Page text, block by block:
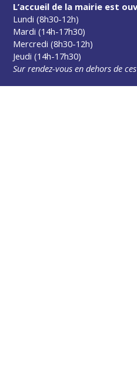
L’accueil de la mairie est
Lundi (8h30-12h)
Mardi (14h-17h30)
Mercredi (8h30-12h)
Jeudi (14h-17h30)
Sur rendez-vous en dehors de